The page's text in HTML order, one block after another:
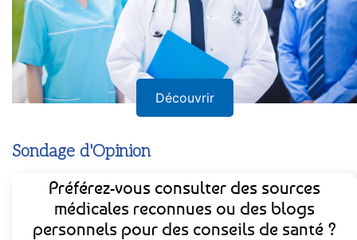
Découvrir
Sondage d'Opinion
Préférez-vous consulter des sources
médicales reconnues ou des blogs
personnels pour des conseils de santé ?